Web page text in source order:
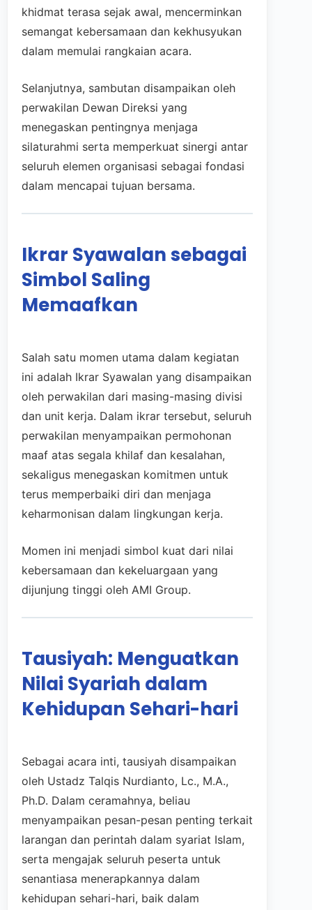
khidmat terasa sejak awal, mencerminkan
semangat kebersamaan dan kekhusyukan
dalam memulai rangkaian acara.
Selanjutnya, sambutan disampaikan oleh
perwakilan Dewan Direksi yang
menegaskan pentingnya menjaga
silaturahmi serta memperkuat sinergi antar
seluruh elemen organisasi sebagai fondasi
dalam mencapai tujuan bersama.
Ikrar Syawalan sebagai
Simbol Saling
Memaafkan
Salah satu momen utama dalam kegiatan
ini adalah Ikrar Syawalan yang disampaikan
oleh perwakilan dari masing-masing divisi
dan unit kerja. Dalam ikrar tersebut, seluruh
perwakilan menyampaikan permohonan
maaf atas segala khilaf dan kesalahan,
sekaligus menegaskan komitmen untuk
terus memperbaiki diri dan menjaga
keharmonisan dalam lingkungan kerja.
Momen ini menjadi simbol kuat dari nilai
kebersamaan dan kekeluargaan yang
dijunjung tinggi oleh AMI Group.
Tausiyah: Menguatkan
Nilai Syariah dalam
Kehidupan Sehari-hari
Sebagai acara inti, tausiyah disampaikan
oleh Ustadz Talqis Nurdianto, Lc., M.A.,
Ph.D. Dalam ceramahnya, beliau
menyampaikan pesan-pesan penting terkait
larangan dan perintah dalam syariat Islam,
serta mengajak seluruh peserta untuk
senantiasa menerapkannya dalam
kehidupan sehari-hari, baik dalam